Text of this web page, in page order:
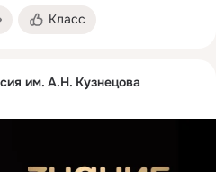
Класс
им. А.Н. Кузнецова